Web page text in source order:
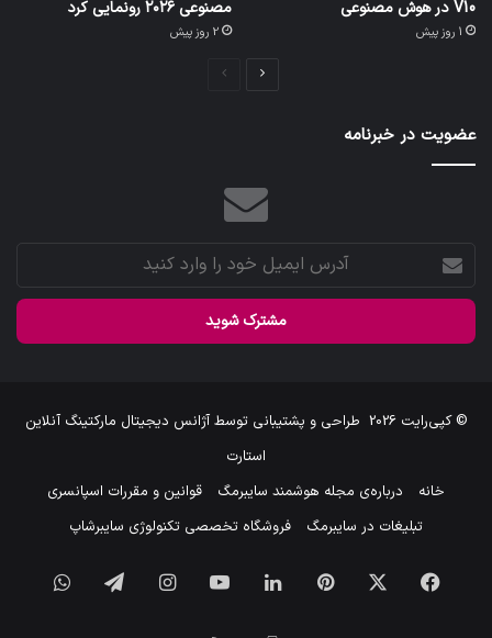
V10 در هوش مصنوعی
1 روز پیش
مصنوعی ۲۰۲۶ رونمایی کرد
2 روز پیش
عضویت در خبرنامه
آدرس
ایمیل
خود
وارد
© کپی‌رایت 2026 طراحی و پشتیبانی توسطآژانس دیجیتال مارکتینگ آنلاین
استارت
خانه
درباره‌ی مجله هوشمند سایبرمگ
قوانین و مقررات اسپانسری
تبلیغات در سایبرمگ
فروشگاه تخصصی تکنولوژی سایبرشاپ
فیس
‫پین‌ترست لینکدین یوتیوب اینستاگرام تلگرام